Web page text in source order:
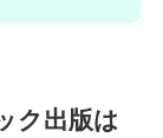
ク出版は